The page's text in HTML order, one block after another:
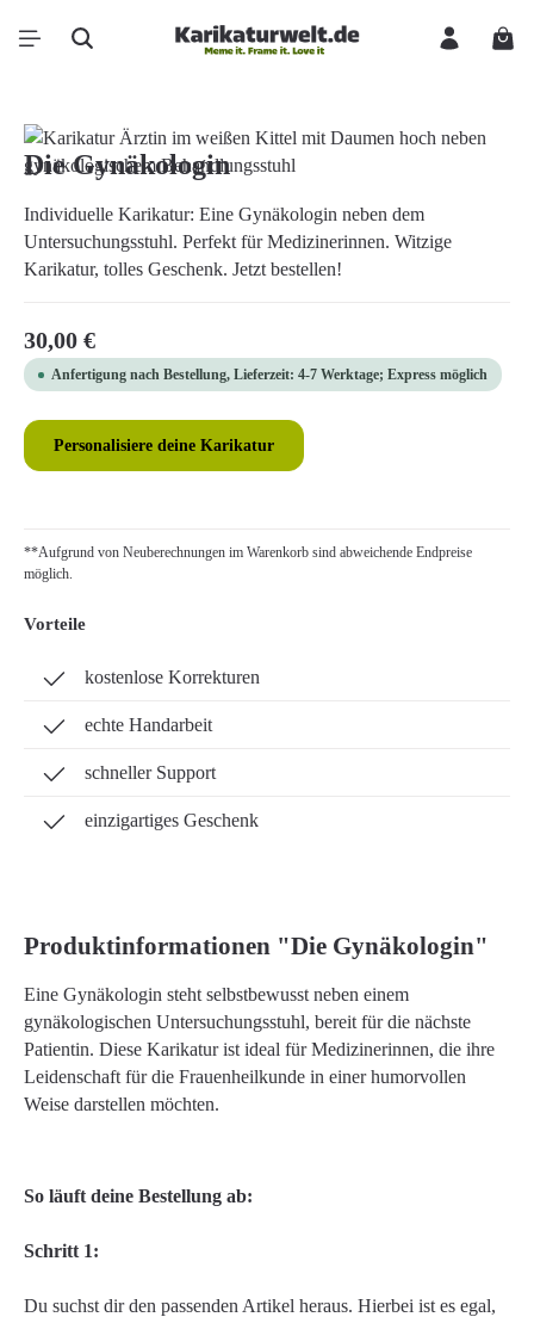
Zum Hauptinhalt springen
Bildergalerie überspringen
Die Gynäkologin
Individuelle Karikatur: Eine Gynäkologin neben dem
Untersuchungsstuhl. Perfekt für Medizinerinnen. Witzige
Karikatur, tolles Geschenk. Jetzt bestellen!
Regulärer Preis:
30,00 €
Anfertigung nach Bestellung, Lieferzeit: 4-7 Werktage; Express möglich
Personalisiere deine Karikatur
**Aufgrund von Neuberechnungen im Warenkorb sind abweichende Endpreise
möglich.
Vorteile
kostenlose Korrekturen
echte Handarbeit
schneller Support
einzigartiges Geschenk
Produktinformationen "Die Gynäkologin"
Eine Gynäkologin steht selbstbewusst neben einem
gynäkologischen Untersuchungsstuhl, bereit für die nächste
Patientin. Diese Karikatur ist ideal für Medizinerinnen, die ihre
Leidenschaft für die Frauenheilkunde in einer humorvollen
Weise darstellen möchten.
So läuft deine Bestellung ab:
Schritt 1:
Du suchst dir den passenden Artikel heraus. Hierbei ist es egal,